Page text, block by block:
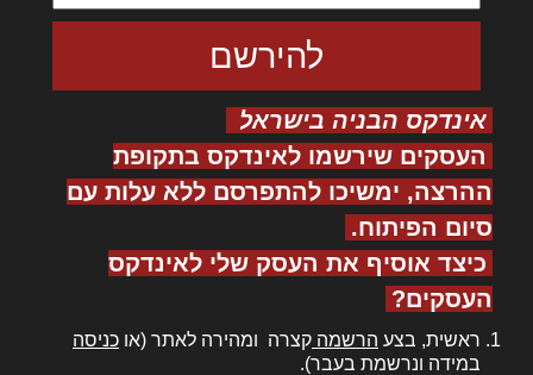
אינדקס הבניה בישראל
העסקים שירשמו לאינדקס בתקופת
ההרצה, ימשיכו להתפרסם ללא עלות עם
סיום הפיתוח.
כיצד אוסיף את העסק שלי לאינדקס
העסקים?
ראשית, בצע הרשמה קצרה ומהירה לאתר (או כניסה
במידה ונרשמת בעבר).